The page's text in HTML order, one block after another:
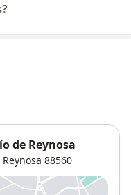
de Reynosa
Reynosa 88560